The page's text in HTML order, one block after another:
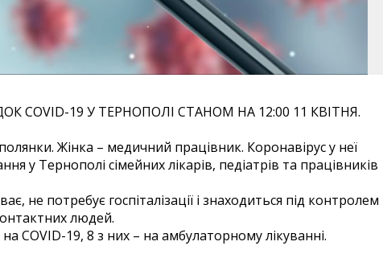
19 У ТЕРНОПОЛІ СТАНОМ НА 12:00 11 КВІТНЯ.
Жінка – медичний працівник. Коронавірус у неї
у Тернополі сімейних лікарів, педіатрів та працівників
не потребує госпіталізації і знаходиться під контролем
людей.
COVID-19, 8 з них – на амбулаторному лікуванні.